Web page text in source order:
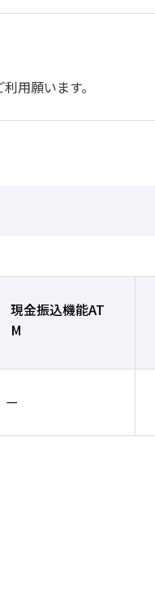
用願います。
現金振込機能AT
M
ー